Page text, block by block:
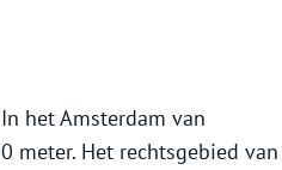
het Amsterdam van
meter. Het rechtsgebied van